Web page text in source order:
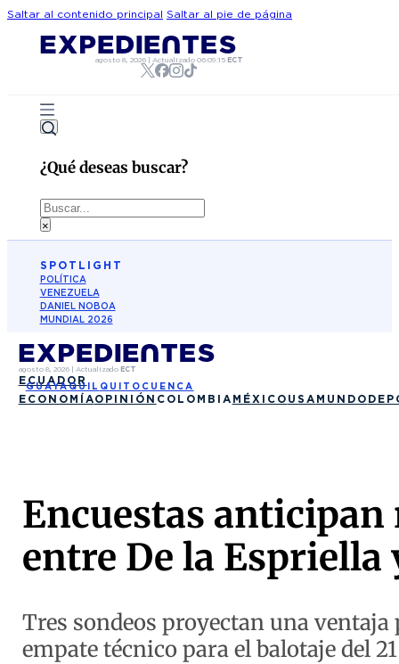
Saltar al contenido principal Saltar al pie de página
agosto 8, 2026 |Actualizado06:09:15 ECT
¿Qué deseas buscar?
Buscar
×
SPOTLIGHT
POLÍTICA
VENEZUELA
DANIEL NOBOA
MUNDIAL 2026
agosto 8, 2026| Actualizado ECT
ECUADOR
GUAYAQUIL QUITO CUENCA
ECONOMÍAOPINIÓN COLOMBIA MÉXICO USA MUNDO
Encuestas anticipan
entre De la Espriella
Tres sondeos proyectan una
empate técnico para el balotaje del